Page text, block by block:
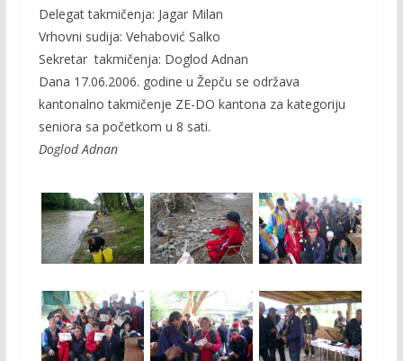
Delegat takmičenja: Jagar Milan
Vrhovni sudija: Vehabović Salko
Sekretar takmičenja: Doglod Adnan
Dana 17.06.2006. godine u Žepču se održava
kantonalno takmičenje ZE-DO kantona za kategoriju
seniora sa početkom u 8 sati.
Doglod Adnan